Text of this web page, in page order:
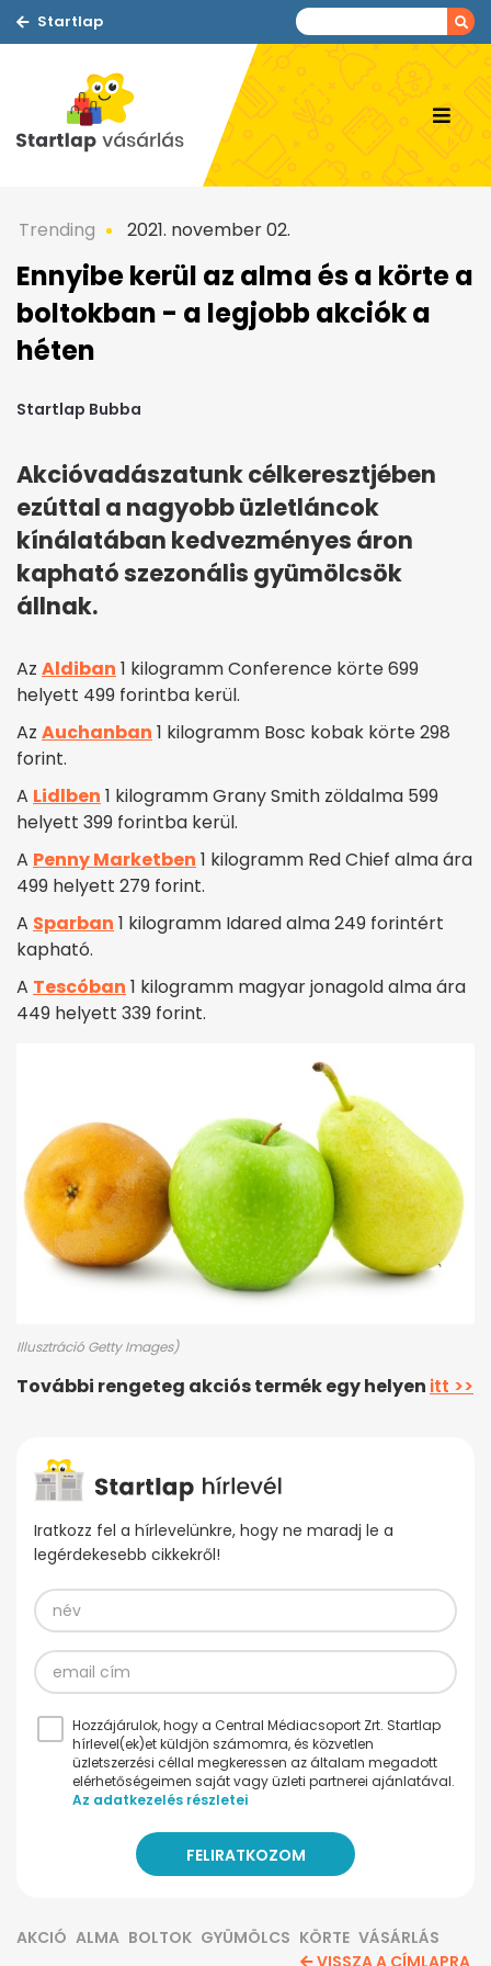
Startlap
Trending 2021. november 02.
Ennyibe kerül az alma és a körte a
boltokban - a legjobb akciók a
héten
Startlap Bubba
Akcióvadászatunk célkeresztjében
ezúttal a nagyobb üzletláncok
kínálatában kedvezményes áron
kapható szezonális gyümölcsök
állnak.
Az Aldiban 1 kilogramm Conference körte 699
helyett 499 forintba kerül.
Az Auchanban 1 kilogramm Bosc kobak körte 298
forint.
A Lidlben 1 kilogramm Grany Smith zöldalma 599
helyett 399 forintba kerül.
A Penny Marketben 1 kilogramm Red Chief alma ára
499 helyett 279 forint.
A Sparban 1 kilogramm Idared alma 249 forintért
kapható.
A Tescóban 1 kilogramm magyar jonagold alma ára
449 helyett 339 forint.
Illusztráció Getty Images)
További rengeteg akciós termék egy helyen itt >>
Iratkozz fel a hírlevelünkre, hogy ne maradj le a
legérdekesebb cikkekről!
Hozzájárulok, hogy a Central Médiacsoport Zrt. Startlap
hírlevel(ek)et küldjön számomra, és közvetlen
üzletszerzési céllal megkeressen az általam megadott
elérhetőségeimen saját vagy üzleti partnerei ajánlatával.
Az adatkezelés részletei
AKCIÓ ALMA BOLTOK GYÜMÖLCS KÖRTE VÁSÁRLÁS